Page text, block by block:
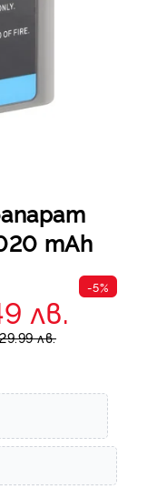
mAh
-5%
лв.
29.99 лв.